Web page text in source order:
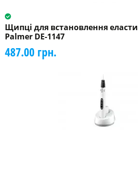
Щипці для встановлення
Palmer DE-1147
487.00 грн.